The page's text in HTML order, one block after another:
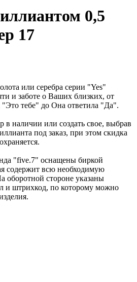
0,5
17
или серебра серии "Yes"
и заботе о Ваших близких, от
"Это тебе" до Она ответила "Да".
в наличии или создать свое, выбрав
под заказ, при этом скидка
"five.7" оснащены биркой
содержит всю необходимую
оборотной стороне указаны
и штрихкод, по которому можно